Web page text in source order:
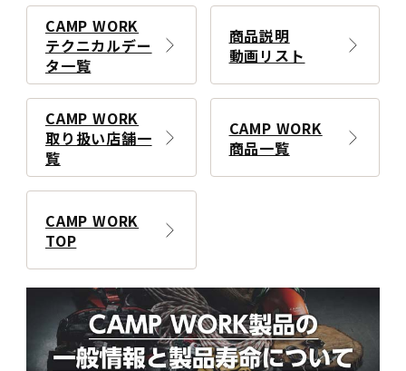
CAMP WORK
テクニカルデー
タ一覧
商品説明
動画リスト
CAMP WORK
取り扱い店舗一
覧
CAMP WORK
商品一覧
CAMP WORK
TOP